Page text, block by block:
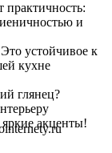
и
устойчивое к
кухне
глянец?
акценты!